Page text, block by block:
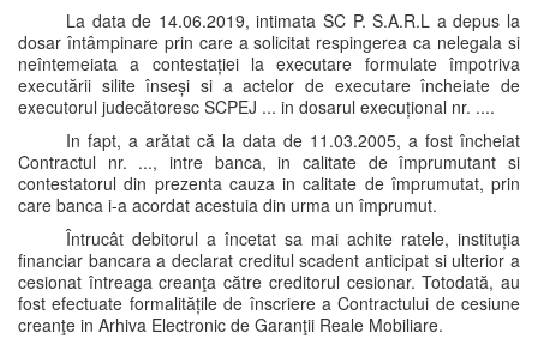
La data de 14.06.2019, intimata SC P. S.A.R.L a depus la
dosar întâmpinare prin care a solicitat respingerea ca nelegala si
neîntemeiata a contestației la executare formulate împotriva
executării silite înseși si a actelor de executare încheiate de
executorul judecătoresc SCPEJ ... in dosarul execuțional nr. ....
In fapt, a arătat că la data de 11.03.2005, a fost încheiat
Contractul nr. ..., intre banca, in calitate de împrumutant si
contestatorul din prezenta cauza in calitate de împrumutat, prin
care banca i-a acordat acestuia din urma un împrumut.
Întrucât debitorul a încetat sa mai achite ratele, instituția
financiar bancara a declarat creditul scadent anticipat si ulterior a
cesionat întreaga creanţa către creditorul cesionar. Totodată, au
fost efectuate formalitățile de înscriere a Contractului de cesiune
creanţe in Arhiva Electronic de Garanţii Reale Mobiliare.